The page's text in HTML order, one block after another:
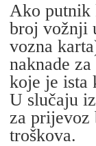
Ako putnik
broj vožnji
vozna
naknade
koje je ista
U slučaju
za prijevoz
troškova.